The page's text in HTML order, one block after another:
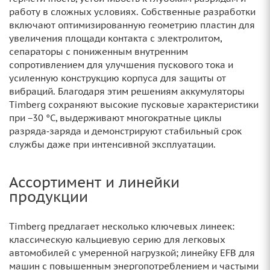
работу в сложных условиях. Собственные разработки
включают оптимизированную геометрию пластин для
увеличения площади контакта с электролитом,
сепараторы с пониженным внутренним
сопротивлением для улучшения пускового тока и
усиленную конструкцию корпуса для защиты от
вибраций. Благодаря этим решениям аккумуляторы
Timberg сохраняют высокие пусковые характеристики
при −30 °C, выдерживают многократные циклы
разряда‑заряда и демонстрируют стабильный срок
службы даже при интенсивной эксплуатации.
Ассортимент и линейки
продукции
Timberg предлагает несколько ключевых линеек:
классическую кальциевую серию для легковых
автомобилей с умеренной нагрузкой; линейку EFB для
машин с повышенным энергопотреблением и частыми